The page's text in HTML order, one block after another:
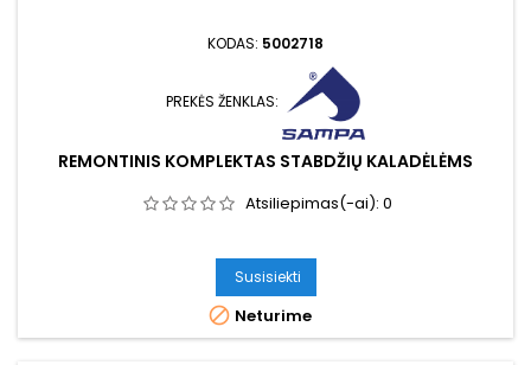
KODAS: 5002718
PREKĖS ŽENKLAS:
REMONTINIS KOMPLEKTAS STABDŽIŲ KALADĖLĖMS
Atsiliepimas(-ai): 0
Susisiekti
 Neturime